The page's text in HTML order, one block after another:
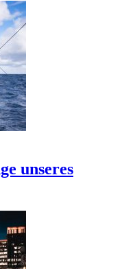
unseres